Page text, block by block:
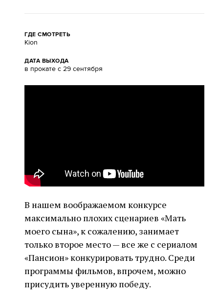
ГДЕ СМОТРЕТЬ
Kion
ДАТА ВЫХОДА
в прокате с 29 сентября
В нашем воображаемом конкурсе
максимально плохих сценариев «Мать
моего сына», к сожалению, занимает
только второе место — все же с сериалом
«Пансион» конкурировать трудно. Среди
программы фильмов, впрочем, можно
присудить уверенную победу.